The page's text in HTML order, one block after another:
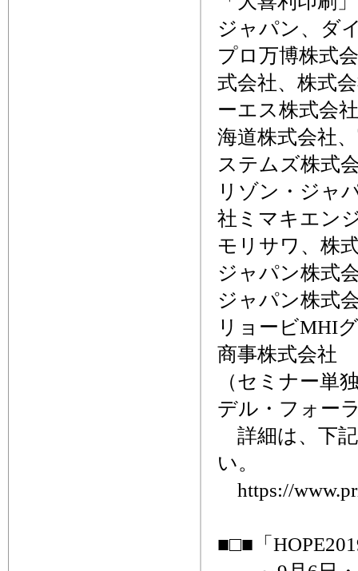
ジャパン、ダ
プロ万博株式
式会社、株式
ーエス株式会
海道株式会社
ステムズ株式
リゾン・ジャ
社ミマキエン
モリサワ、株
ジャパン株式
ジャパン株式
リョービMHI
商事株式会社
（セミナー単
デル・フォー
詳細は、下
い。
https://
■□■「